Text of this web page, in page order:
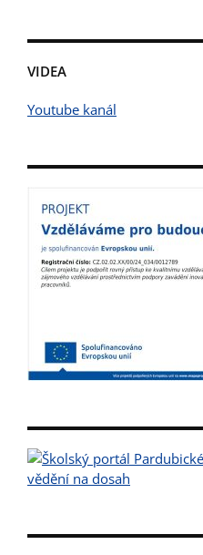
VIDEA
Youtube kanál